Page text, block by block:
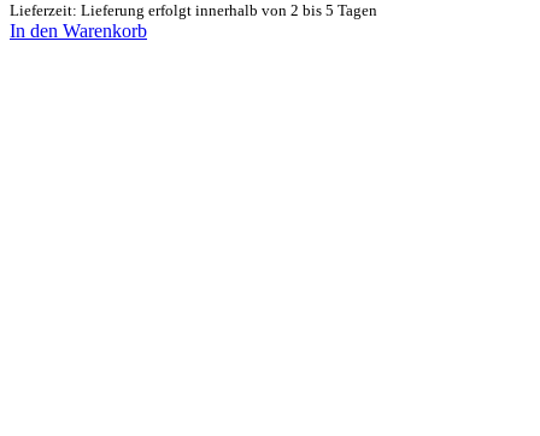
Lieferzeit: Lieferung erfolgt innerhalb von 2 bis 5 Tagen
In den Warenkorb